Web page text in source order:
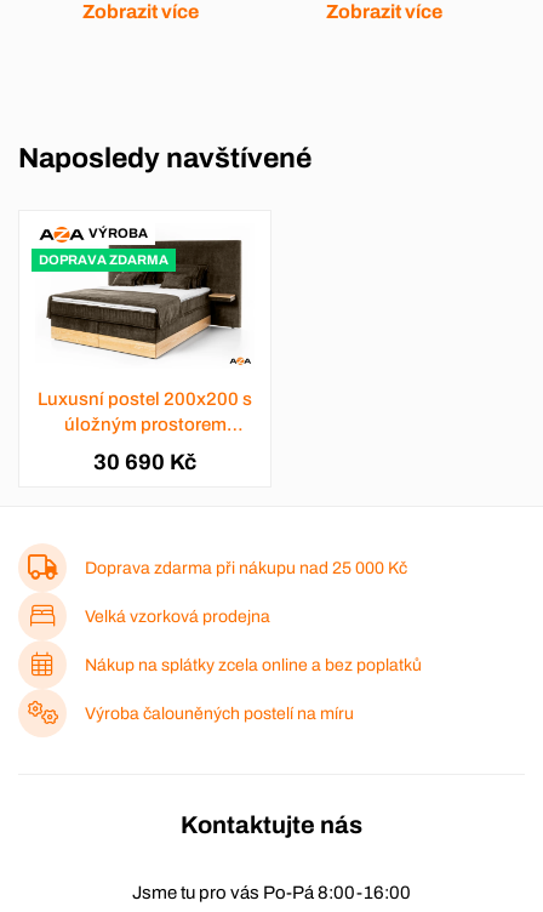
Zobrazit více Zobrazit více
Naposledy navštívené
VÝROBA
DOPRAVA ZDARMA
Luxusní postel 200x200 s
úložným prostorem
Kansas
30 690 Kč
Doprava zdarma při nákupu nad 25 000 Kč
Velká vzorková prodejna
Nákup na splátky zcela online a bez poplatků
Výroba čalouněných postelí na míru
Kontaktujte nás
Jsme tu pro vás Po-Pá 8:00-16:00